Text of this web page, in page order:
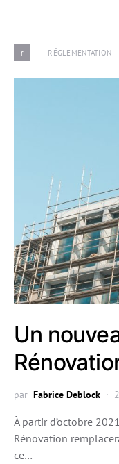
r RÉGLEMENTATION
Un
par Fabrice Deblock
À partir d’octobre
Rénovation
ce…